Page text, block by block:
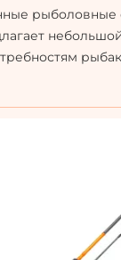
рыболовные